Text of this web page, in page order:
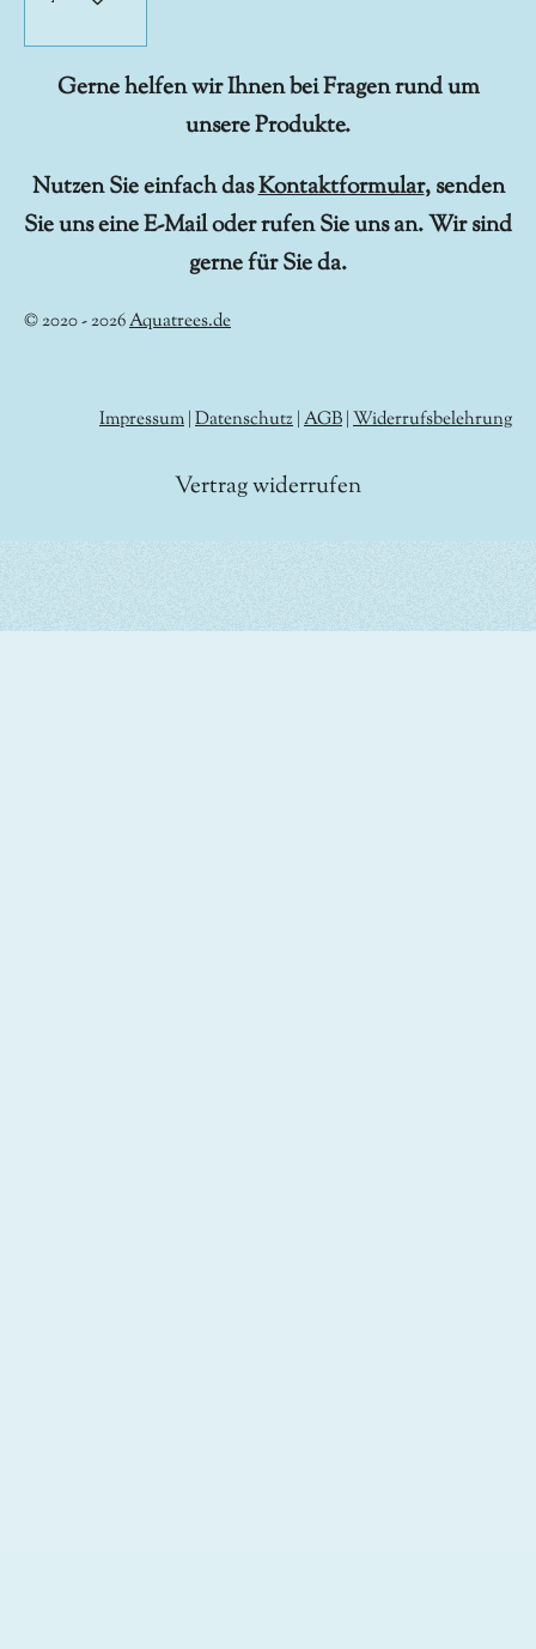
Gerne helfen wir Ihnen bei Fragen rund um
unsere Produkte.
Nutzen Sie einfach dasKontaktformular, senden
Sie uns eine E-Mail oder rufen Sie uns an. Wir sind
gerne für Sie da.
© 2020 - 2026Aquatrees.de
Impressum Datenschutz AGB Widerrufsbelehrung
Vertrag widerrufen